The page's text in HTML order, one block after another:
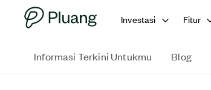
Investasi Fitur
Informasi Terkini Untukmu Blog